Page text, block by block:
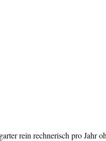
rein rechnerisch pro Jahr